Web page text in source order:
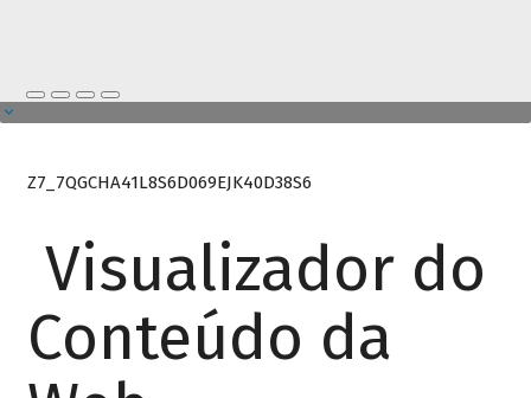
Z7_7QGCHA41L8S6D069EJK40D38S6
Visualizador do
Conteúdo da